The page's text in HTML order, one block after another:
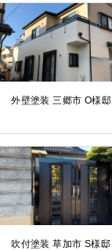
外壁塗装 三郷市 O様邸
吹付塗装 草加市 S様邸